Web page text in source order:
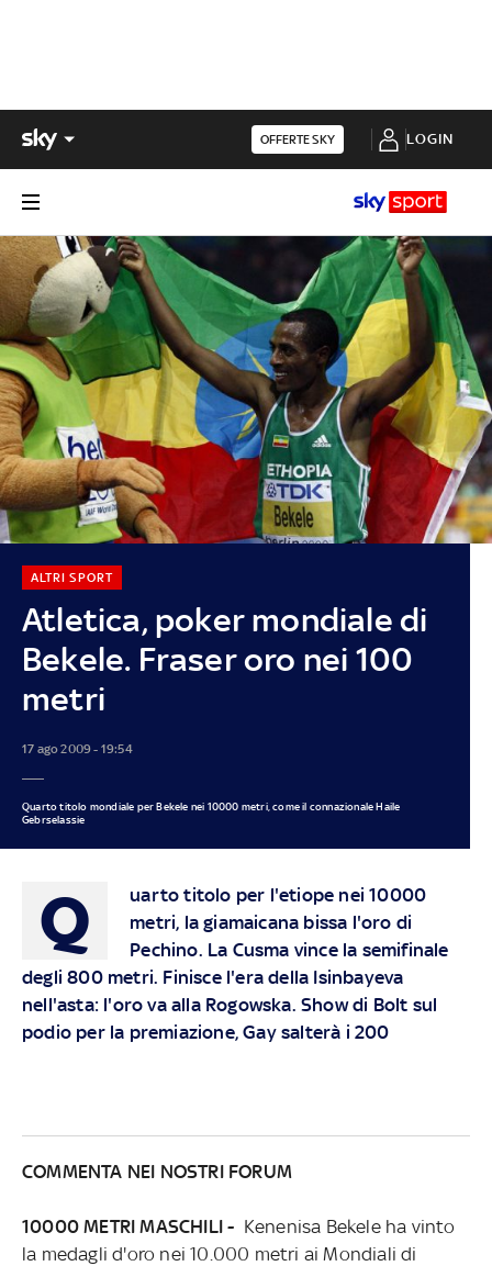
OFFERTE SKY LOGIN
Atletica, poker mondiale di
Bekele. Fraser oro nei 100
metri
ALTRI SPORT
17 ago 2009 - 19:54
Quarto titolo mondiale per Bekele nei 10000 metri, come il connazionale Haile
Gebrselassie
Q
uarto titolo per l'etiope nei 10000
metri, la giamaicana bissa l'oro di
Pechino. La Cusma vince la semifinale
degli 800 metri. Finisce l'era della Isinbayeva
nell'asta: l'oro va alla Rogowska. Show di Bolt sul
podio per la premiazione, Gay salterà i 200
COMMENTA NEI NOSTRI FORUM
10000 METRI MASCHILI - Kenenisa Bekele ha vinto
la medagli d'oro nei 10.000 metri ai Mondiali di